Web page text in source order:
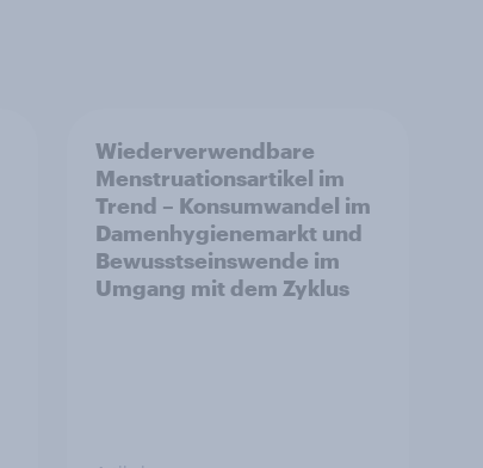
Wiederverwendbare
Menstruationsartikel im
Trend – Konsumwandel im
Damenhygienemarkt und
Bewusstseinswende im
Umgang mit dem Zyklus